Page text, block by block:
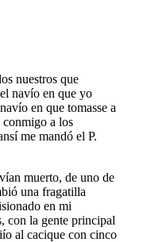
nuestros que
navío en que yo
en que tomasse a
conmigo a los
me mandó el P.
muerto, de uno de
una fragatilla
en mi
con la gente principal
al cacique con cinco